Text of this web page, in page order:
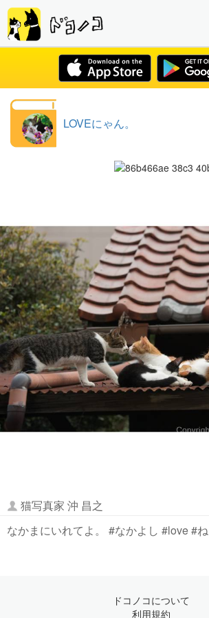
LOVEにゃん。
猫写真家 沖 昌之
なかまにいれてよ。 #なかよし #love #
ドコノコについて
利用規約